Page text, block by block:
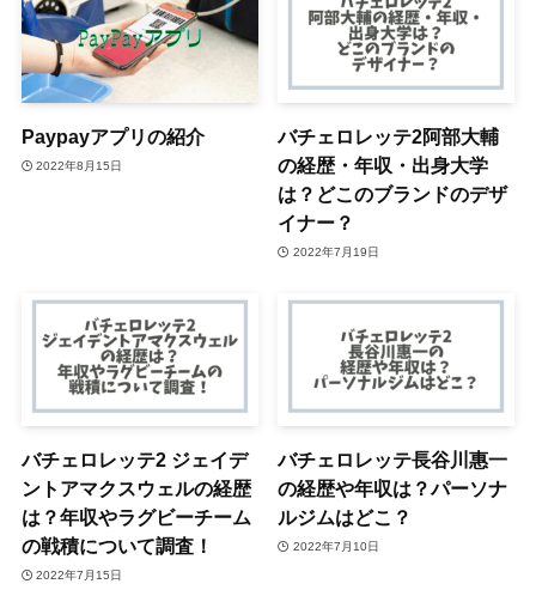
Paypayアプリの紹介
2022年8月15日
バチェロレッテ2阿部大輔
の経歴・年収・出身大学
は？どこのブランドのデザ
イナー？
2022年7月19日
バチェロレッテ2 ジェイデ
ントアマクスウェルの経歴
は？年収やラグビーチーム
の戦積について調査！
2022年7月15日
バチェロレッテ長谷川惠一
の経歴や年収は？パーソナ
ルジムはどこ？
2022年7月10日